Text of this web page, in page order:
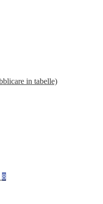
in tabelle)
8